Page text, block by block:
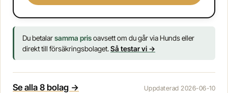
Du betalarsamma prisoavsett om du går via Hunds eller
direkt till försäkringsbolaget.Så testar vi →
Se alla 8 bolag → Uppdaterad 2026-06-10